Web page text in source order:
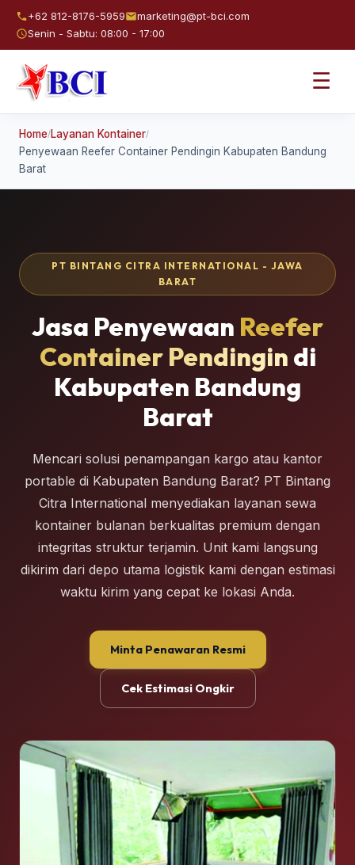
+62 812-8176-5959
marketing@pt-bci.com
Senin - Sabtu: 08:00 - 17:00
☰
Home/Layanan Kontainer/
Penyewaan Reefer Container Pendingin Kabupaten Bandung
Barat
PT BINTANG CITRA INTERNATIONAL - JAWA
BARAT
Jasa Penyewaan Reefer
Container Pendingin di
Kabupaten Bandung
Barat
Mencari solusi penampangan kargo atau kantor
portable di Kabupaten Bandung Barat? PT Bintang
Citra International menyediakan layanan sewa
kontainer bulanan berkualitas premium dengan
integritas struktur terjamin. Unit kami langsung
dikirim dari depo utama logistik kami dengan estimasi
waktu kirim yang cepat ke lokasi Anda.
Minta Penawaran Resmi
Cek Estimasi Ongkir